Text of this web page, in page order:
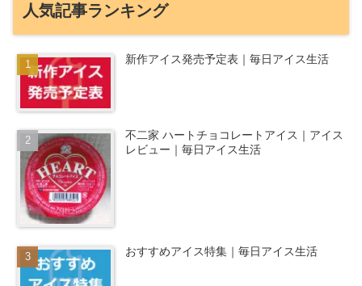
人気記事ランキング
新作アイス発売予定表｜毎日アイス生活
不二家 ハートチョコレートアイス｜アイス
レビュー｜毎日アイス生活
おすすめアイス特集｜毎日アイス生活